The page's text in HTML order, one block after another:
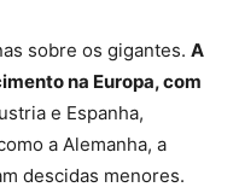
sobre os gigantes. A
na Europa, com
e Espanha,
a Alemanha, a
descidas menores.